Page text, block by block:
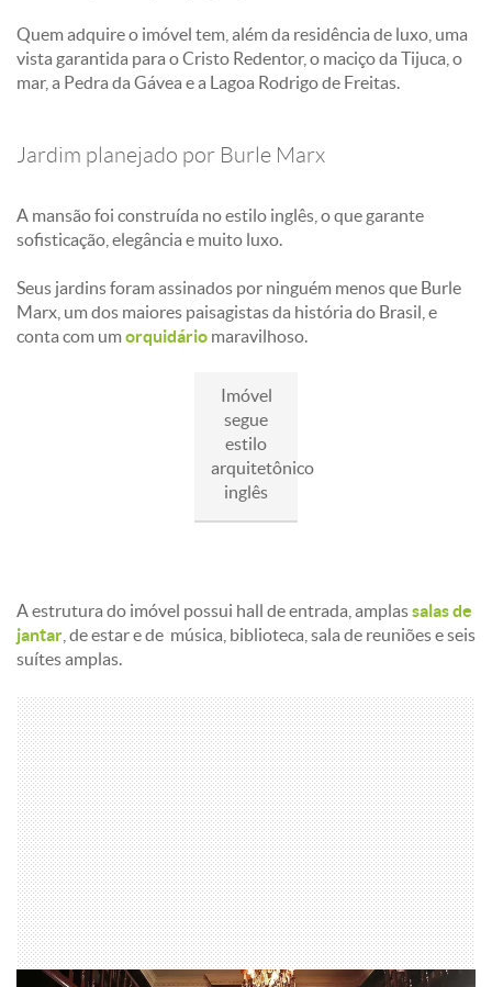
Quem adquire o imóvel tem, além da residência de luxo, uma
vista garantida para o Cristo Redentor, o maciço da Tijuca, o
mar, a Pedra da Gávea e a Lagoa Rodrigo de Freitas.
Jardim planejado por Burle Marx
A mansão foi construída no estilo inglês, o que garante
sofisticação, elegância e muito luxo.
Seus jardins foram assinados por ninguém menos que Burle
Marx, um dos maiores paisagistas da história do Brasil, e
conta com umorquidário maravilhoso.
Imóvel segue estilo arquitetônico inglês
A estrutura do imóvel possui hall de entrada, amplassalas de
jantar, de estar e de música, biblioteca, sala de reuniões e seis
suítes amplas.